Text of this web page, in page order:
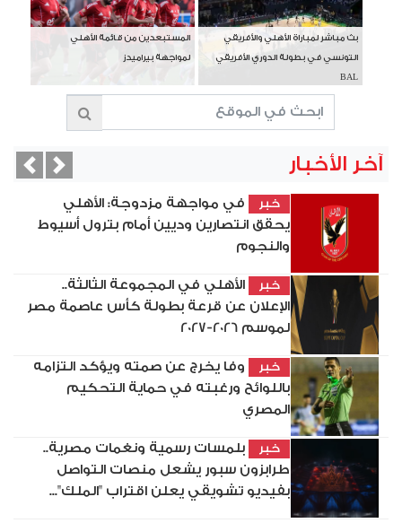
بث مباشر لمباراة الأهلي والأفريقي
التونسي في بطولة الدوري الأفريقي
BAL
المستبعدين من قائمة الأهلي
لمواجهة بيراميدز
آخر الأخبار
خبر
في مواجهة مزدوجة: الأهلي
يحقق انتصارين وديين أمام بترول أسيوط
والنجوم
خبر
الأهلي في المجموعة الثالثة..
الإعلان عن قرعة بطولة كأس عاصمة مصر
لموسم 2026-2027
خبر
وفا يخرج عن صمته ويؤكد التزامه
باللوائح ورغبته في حماية التحكيم
المصري
خبر
بلمسات رسمية ونغمات مصرية..
طرابزون سبور يشعل منصات التواصل
بفيديو تشويقي يعلن اقتراب "الملك"...
Next